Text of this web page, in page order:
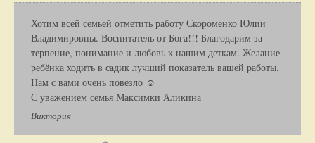
Хотим всей семьей отметить работу Скороменко Юлии
Владимировны. Воспитатель от Бога!!! Благодарим за
терпение, понимание и любовь к нашим деткам. Желание
ребёнка ходить в садик лучший показатель вашей работы.
Нам с вами очень повезло ☺
С уважением семья Максимки Аликина
Виктория